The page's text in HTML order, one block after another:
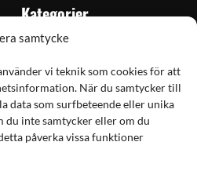
samtycke
vi teknik som cookies för att
När du samtycker till
data som surfbeteende eller unika
du inte samtycker eller om du
påverka vissa funktioner
Kategorier
Skytte
Jakt & fiske
Handladdning
Optik
Utrustning